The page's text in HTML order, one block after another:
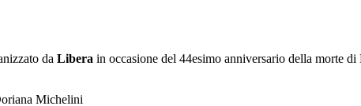
da Libera in occasione del 44esimo anniversario della morte
Michelini